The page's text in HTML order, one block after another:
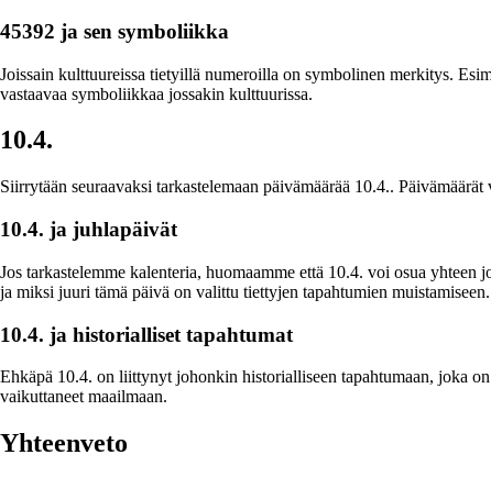
45392 ja sen symboliikka
Joissain kulttuureissa tietyillä numeroilla on symbolinen merkitys.
vastaavaa symboliikkaa jossakin kulttuurissa.
10.4.
Siirrytään seuraavaksi tarkastelemaan päivämäärää 10.4..
10.4. ja juhlapäivät
Jos tarkastelemme kalenteria, huomaamme että 10.4. voi osua
ja miksi juuri tämä päivä on valittu tiettyjen tapahtumien muistamiseen.
10.4. ja historialliset tapahtumat
Ehkäpä 10.4. on liittynyt johonkin historialliseen tapahtumaan, joka
vaikuttaneet maailmaan.
Yhteenveto